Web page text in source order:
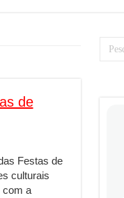
Seguro, Bahia
das empresas
ao polo
a faturarem mais
profissional
de
Festas de
culturais
com a